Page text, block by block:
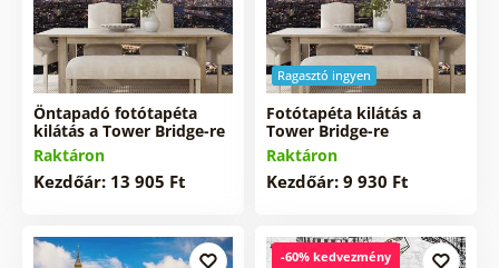
Öntapadó fotótapéta
kilátás a Tower Bridge-re
Raktáron
Kezdőár: 13 905 Ft
Ragasztó ingyen
Fotótapéta kilátás a
Tower Bridge-re
Raktáron
Kezdőár: 9 930 Ft
-60% kedvezmény